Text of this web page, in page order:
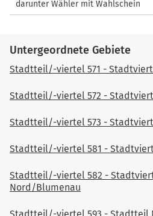
darunter Wähler mit Wahlschein
Untergeordnete Gebiete
Stadtteil/-viertel 571 -
Stadtteil/-viertel 572 -
Stadtteil/-viertel 573 -
Stadtteil/-viertel 581 -
Stadtteil/-viertel 582 -
Nord/Blumenau
Stadtteil/-viertel 593 - Stadtteil